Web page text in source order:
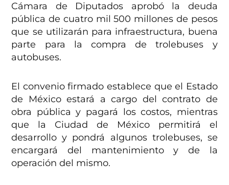
Cámara de Diputados aprobó la deuda
pública de cuatro mil 500 millones de pesos
que se utilizarán para infraestructura, buena
parte para la compra de trolebuses y
autobuses.
El convenio firmado establece que el Estado
de México estará a cargo del contrato de
obra pública y pagará los costos, mientras
que la Ciudad de México permitirá el
desarrollo y pondrá algunos trolebuses, se
encargará del mantenimiento y de la
operación del mismo.